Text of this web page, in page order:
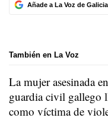
Añade a La Voz de
También en La Voz
La mujer asesinada
guardia civil gallego
como víctima de